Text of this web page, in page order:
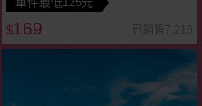
$169 已銷售7,216